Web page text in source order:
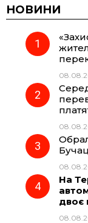
c
e
o
k
НОВИНИ
На
двоє